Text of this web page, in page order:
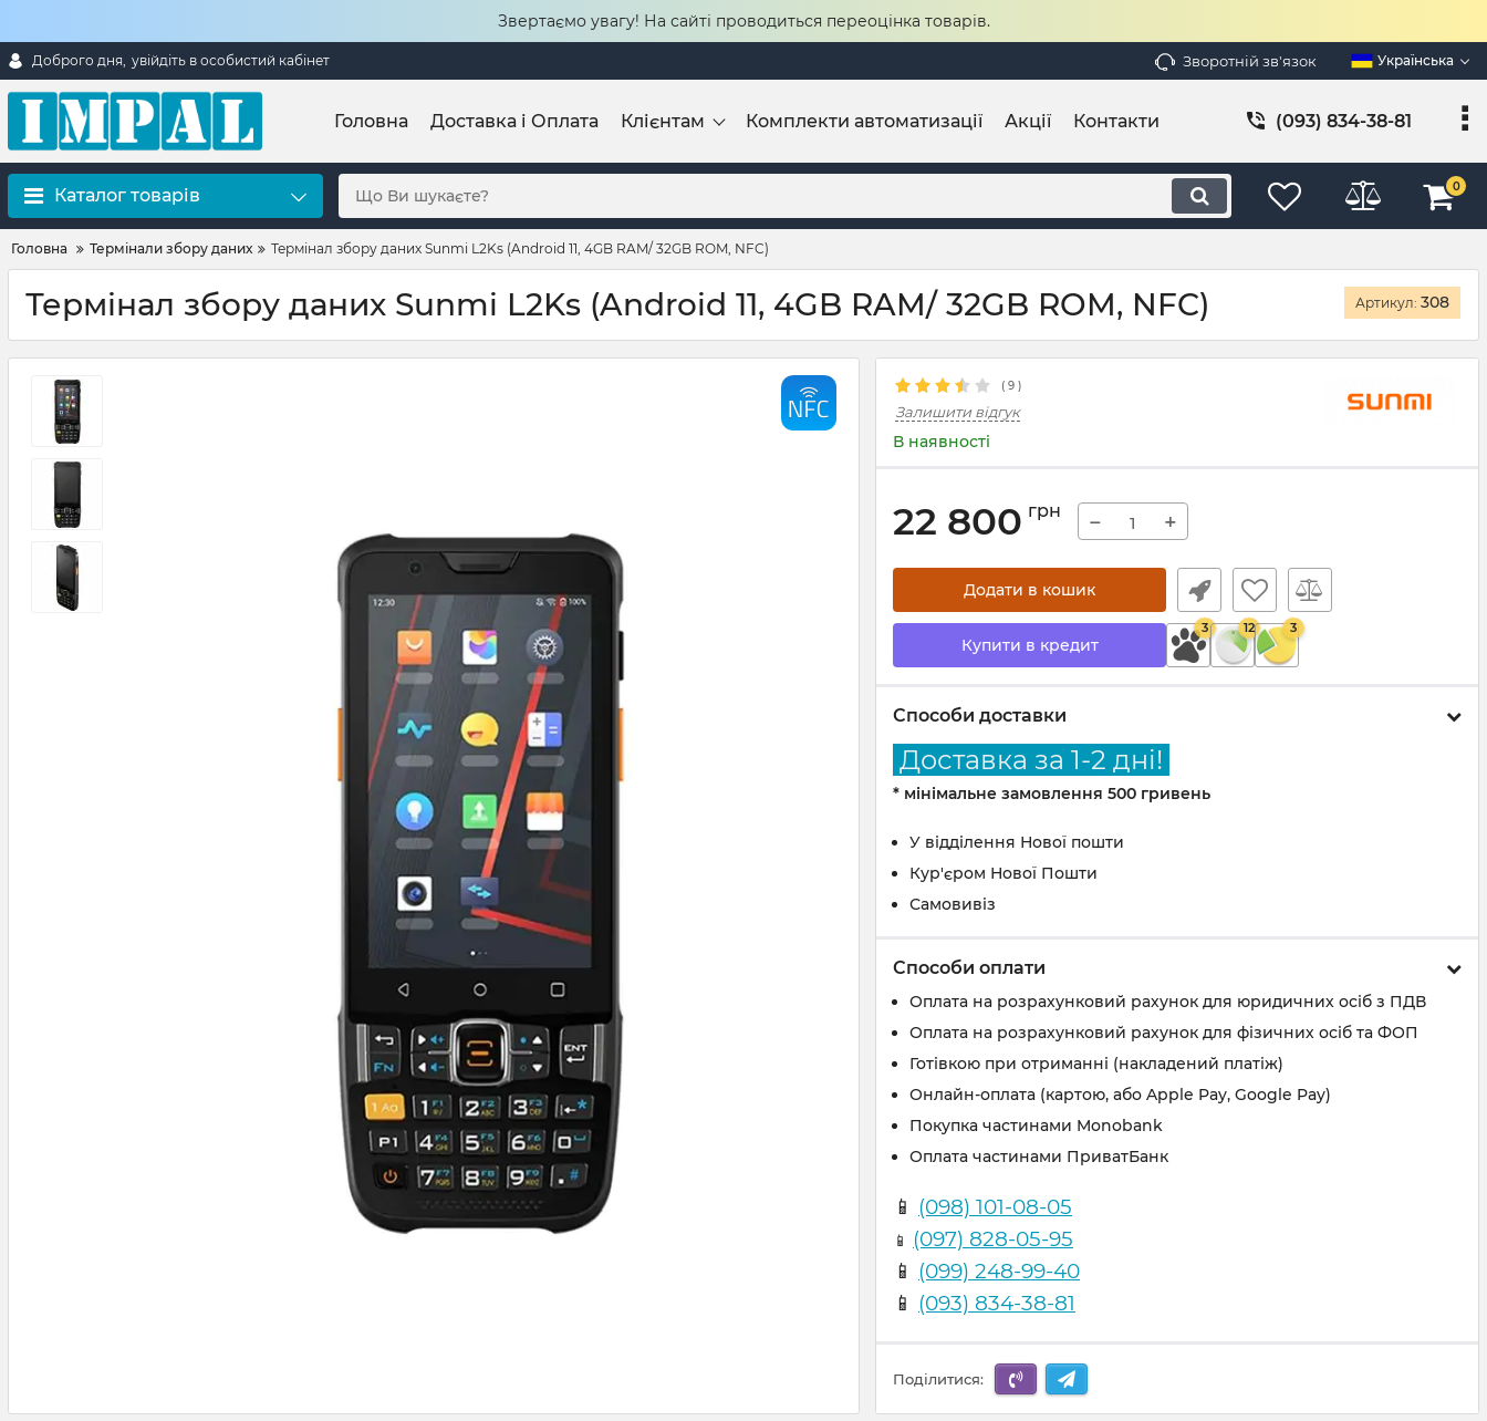
Звертаємо увагу! На сайті проводиться переоцінка товарів.
Доброго дня, увійдіть в особистий кабінет Зворотній зв'язок Українська
Головна Доставка і Оплата Клієнтам Комплекти автоматизації Акції Контакти (093) 834-38-81
Каталог товарів 0
Головна Термінали збору даних Термінал збору даних Sunmi L2Ks (Android 11, 4GB RAM/ 32GB ROM, NFC)
Термінал збору даних Sunmi L2Ks (Android 11, 4GB RAM/ 32GB ROM, NFC) Артикул: 308
( 9 )
Залишити відгук
В наявності
22 800 грн − +
Додати в кошик
Купити в кредит
3 12 3
Способи доставки
Доставка за 1-2 дні!
* мінімальне замовлення 500 гривень
У відділення Нової пошти
Кур'єром Нової Пошти
Самовивіз
Способи оплати
Оплата на розрахунковий рахунок для юридичних осіб з ПДВ
Оплата на розрахунковий рахунок для фізичних осіб та ФОП
Готівкою при отриманні (накладений платіж)
Онлайн-оплата (картою, або Apple Pay, Google Pay)
Покупка частинами Monobank
Оплата частинами ПриватБанк
📱 (098) 101-08-05
📱
(097) 828-05-95
📱 (099) 248-99-40
📱 (093) 834-38-81
Поділитися: